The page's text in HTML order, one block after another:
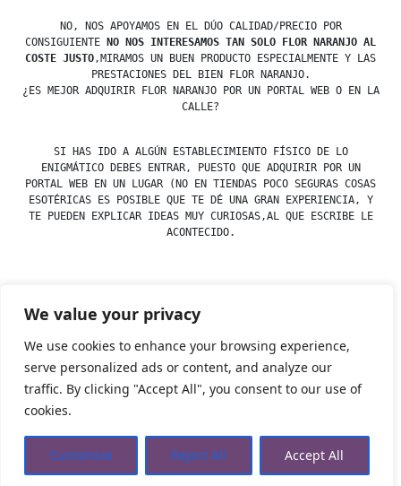
We value your privacy
We use cookies to enhance your browsing experience,
serve personalized ads or content, and analyze our
traffic. By clicking "Accept All", you consent to our use of
cookies.
Customize Reject All Accept All
NO, NOS APOYAMOS EN EL DÚO CALIDAD/PRECIO POR
CONSIGUIENTE
NO NOS INTERESAMOS TAN SOLO FLOR NARANJO AL
COSTE JUSTO,MIRAMOS UN BUEN PRODUCTO ESPECIALMENTE Y LAS
PRESTACIONES DEL BIEN FLOR NARANJO.
¿ES MEJOR ADQUIRIR FLOR NARANJO POR UN PORTAL WEB O EN LA
CALLE?
SI HAS IDO A ALGÚN ESTABLECIMIENTO FÍSICO DE LO
ENIGMÁTICO DEBES ENTRAR, PUESTO QUE ADQUIRIR POR UN
PORTAL WEB EN UN LUGAR (NO EN TIENDAS POCO SEGURAS COSAS
ESOTÉRICAS ES POSIBLE QUE TE DÉ UNA GRAN EXPERIENCIA, Y
TE PUEDEN EXPLICAR IDEAS MUY CURIOSAS,AL QUE ESCRIBE LE
ACONTECIDO.
Posted
esdfninj34 23 December, 2019
Tienda Esotérica Online – Librería Esotérica,Proudly
powered by WordPress.
Privacidad
Aviso Legal Cookies Web